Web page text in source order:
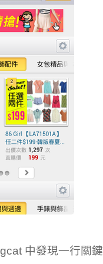
中發現一行關